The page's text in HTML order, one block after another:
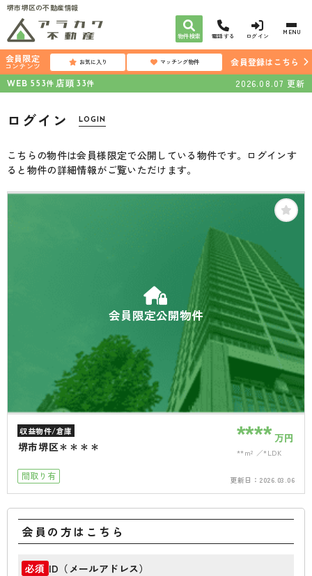
堺市堺区の不動産情報
物件検索 電話する ログイン MENU
会員限定
コンテンツ お気に入り マッチング物件
会員登録はこちら
WEB 553件 店頭 33件 2026.08.07 更新
ログイン LOGIN
こちらの物件は会員様限定で公開している物件です。ログインす
ると物件の詳細情報がご覧いただけます。
会員限定公開物件
収益物件/倉庫
堺市堺区＊＊＊＊ ****万円
**m² *LDK
間取り有 更新日： 2026.03.06
会員の方はこちら
必須 ID（メールアドレス）